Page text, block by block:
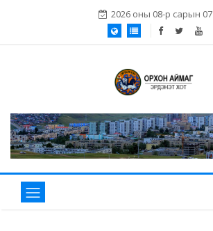
2026 оны 08-р сарын 07